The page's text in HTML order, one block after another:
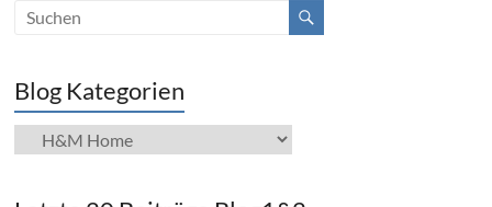
Blog Kategorien
Blog
Kategorien